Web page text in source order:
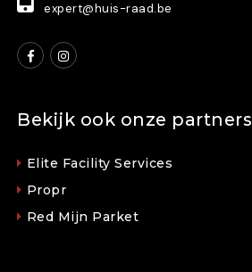
expert@huis-raad.be
Bekijk ook onze partners
Elite Facility Services
Propr
Red Mijn Parket